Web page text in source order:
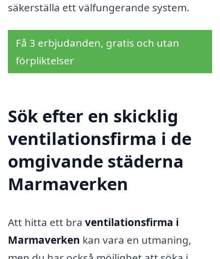
säkerställa ett välfungerande system.
Få 3 erbjudanden, gratis och utan
förpliktelser
Sök efter en skicklig
ventilationsfirma i de
omgivande städerna
Marmaverken
Att hitta ett bra ventilationsfirma i
Marmaverken kan vara en utmaning,